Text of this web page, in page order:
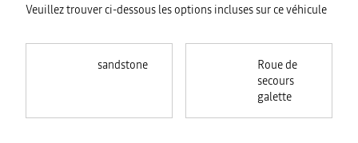
Veuillez trouver ci-dessous les options incluses sur ce véhicule
sandstone
Roue de
secours
galette